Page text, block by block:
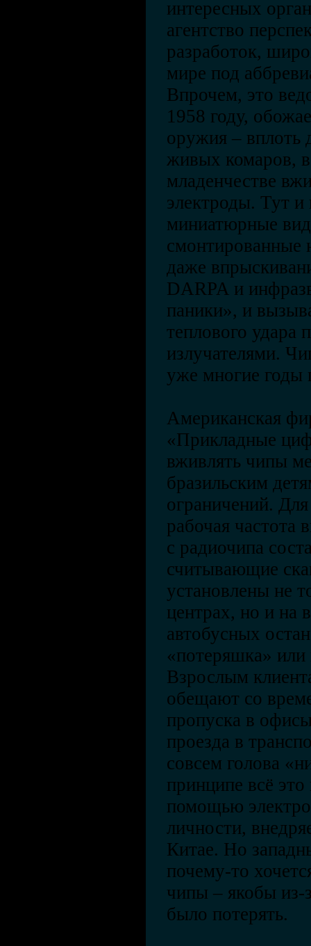
интересных
агентство
разработок,
мире под
Впрочем, это
1958 году,
оружия – вплоть
живых комаров,
младенчестве
электроды. Тут
миниатюрные
смонтированные
даже
DARPA и
паники», и
теплового удара
излучателями.
уже многие годы
Американская
«Прикладные
вживлять чипы
бразильским
ограничений.
рабочая частота
с радиочипа
считывающие
установлены не
центрах, но и на
автобусных
«потеряшка» или
Взрослым
обещают со
пропуска в
проезда в
совсем голова
принципе всё
помощью
личности,
Китае. Но
почему-то
чипы – якобы из-
было потерять.